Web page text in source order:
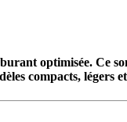
optimisée. Ce
compacts, légers